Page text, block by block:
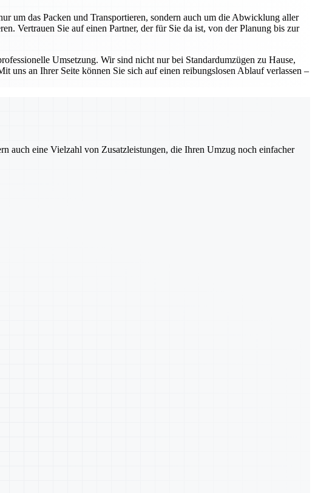
um das Packen und Transportieren, sondern auch um die Abwicklung aller
Vertrauen Sie auf einen Partner, der für Sie da ist, von der Planung bis zur
Umsetzung. Wir sind nicht nur bei Standardumzügen zu Hause,
uns an Ihrer Seite können Sie sich auf einen reibungslosen Ablauf verlassen –
auch eine Vielzahl von Zusatzleistungen, die Ihren Umzug noch einfacher